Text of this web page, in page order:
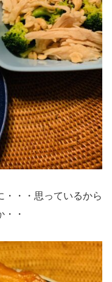
・・・思っているから
・